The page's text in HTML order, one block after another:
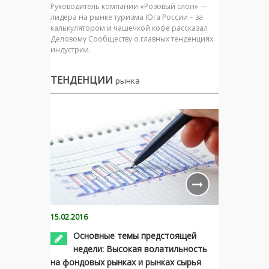
Руководитель компании «Розовый слон» —
лидера на рынке туризма Юга России – за
калькулятором и чашечкой кофе рассказал
Деловому Сообществу о главных тенденциях
индустрии.
ТЕНДЕНЦИИ рынка
15.02.2016
Основные темы предстоящей
недели: Высокая волатильность
на фондовых рынках и рынках сырья